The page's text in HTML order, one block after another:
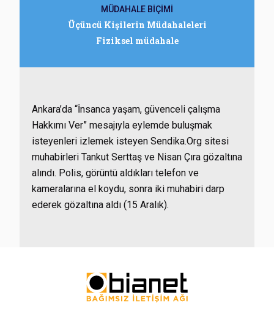
MÜDAHALE BİÇİMİ
Üçüncü Kişilerin Müdahaleleri
Fiziksel müdahale
Ankara’da “İnsanca yaşam, güvenceli çalışma
Hakkımı Ver” mesajıyla eylemde buluşmak
isteyenleri izlemek isteyen Sendika.Org sitesi
muhabirleri Tankut Serttaş ve Nisan Çıra gözaltına
alındı. Polis, görüntü aldıkları telefon ve
kameralarına el koydu, sonra iki muhabiri darp
ederek gözaltına aldı (15 Aralık).